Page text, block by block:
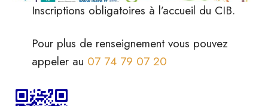
Inscriptions obligatoires à l’accueil du CIB.
Pour plus de renseignement vous pouvez
appeler au 07 74 79 07 20